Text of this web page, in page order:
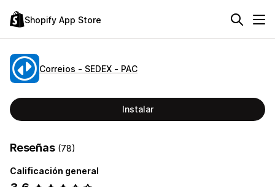
Shopify App Store
Correios ‑ SEDEX ‑ PAC
Instalar
Reseñas (78)
Calificación general